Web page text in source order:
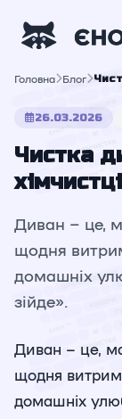
Головна Блог
26.03.2026
Чистка
Диван – це,
щодня
домашніх
зійде».
Диван – це,
щодня
домашніх